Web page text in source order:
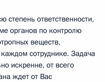
степень ответственности,
органов по контролю
веществ,
сотруднике. Задача
искренне, от всего
ждет от Вас